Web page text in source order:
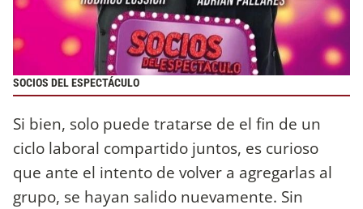
SOCIOS DEL ESPECTÁCULO
Si bien, solo puede tratarse de el fin de un
ciclo laboral compartido juntos, es curioso
que ante el intento de volver a agregarlas al
grupo, se hayan salido nuevamente. Sin